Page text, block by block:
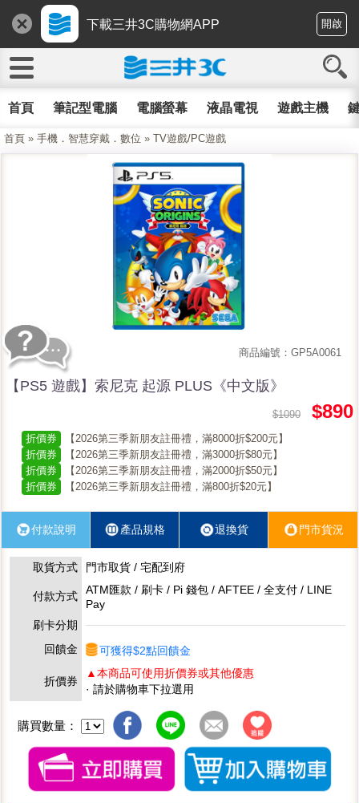
下載三井3C購物網APP 開啟
首頁 筆記型電腦 電腦螢幕 液晶電視 遊戲主機
首頁 » 手機．智慧穿戴．數位 » TV遊戲/PC遊戲
商品編號：GP5A0061
【PS5 遊戲】索尼克 起源 PLUS《中文版》
$1090 $890
折價券
【2026第三季新朋友註冊禮，滿8000折$200元】
折價券
【2026第三季新朋友註冊禮，滿3000折$80元】
折價券
【2026第三季新朋友註冊禮，滿2000折$50元】
折價券
【2026第三季新朋友註冊禮，滿800折$20元】
付款說明 產品規格 退換貨 門市貨況
取貨方式 門市取貨 / 宅配到府
付款方式
ATM匯款 / 刷卡 / Pi 錢包 / AFTEE / 全支付 / LINE
Pay
刷卡分期
回饋金
可獲得$2點回饋金
折價券
▲本商品可使用折價券或其他優惠
· 請於購物車下拉選用
購買數量：